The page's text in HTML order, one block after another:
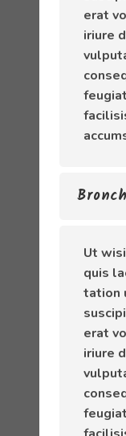
erat
iriure
Ut
quis
tation
erat
iriure